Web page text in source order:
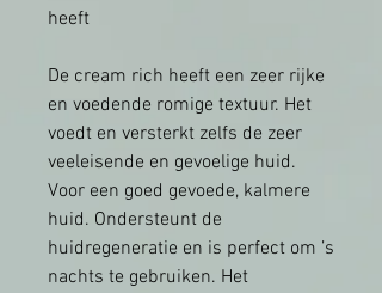
heeft
De cream rich heeft een zeer rijke
en voedende romige textuur. Het
voedt en versterkt zelfs de zeer
veeleisende en gevoelige huid.
Voor een goed gevoede, kalmere
huid. Ondersteunt de
huidregeneratie en is perfect om ’s
nachts te gebruiken. Het